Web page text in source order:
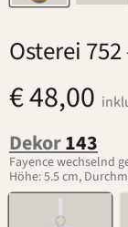
Osterei 752
€ 48,00
Dekor143
Fayence wechselnd
Höhe: 5.5 cm,